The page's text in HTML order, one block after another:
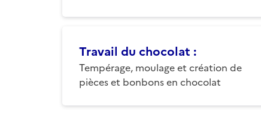
Travail du chocolat :
Tempérage, moulage et création de
pièces et bonbons en chocolat